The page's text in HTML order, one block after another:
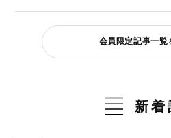
会員限定記事一覧
新着